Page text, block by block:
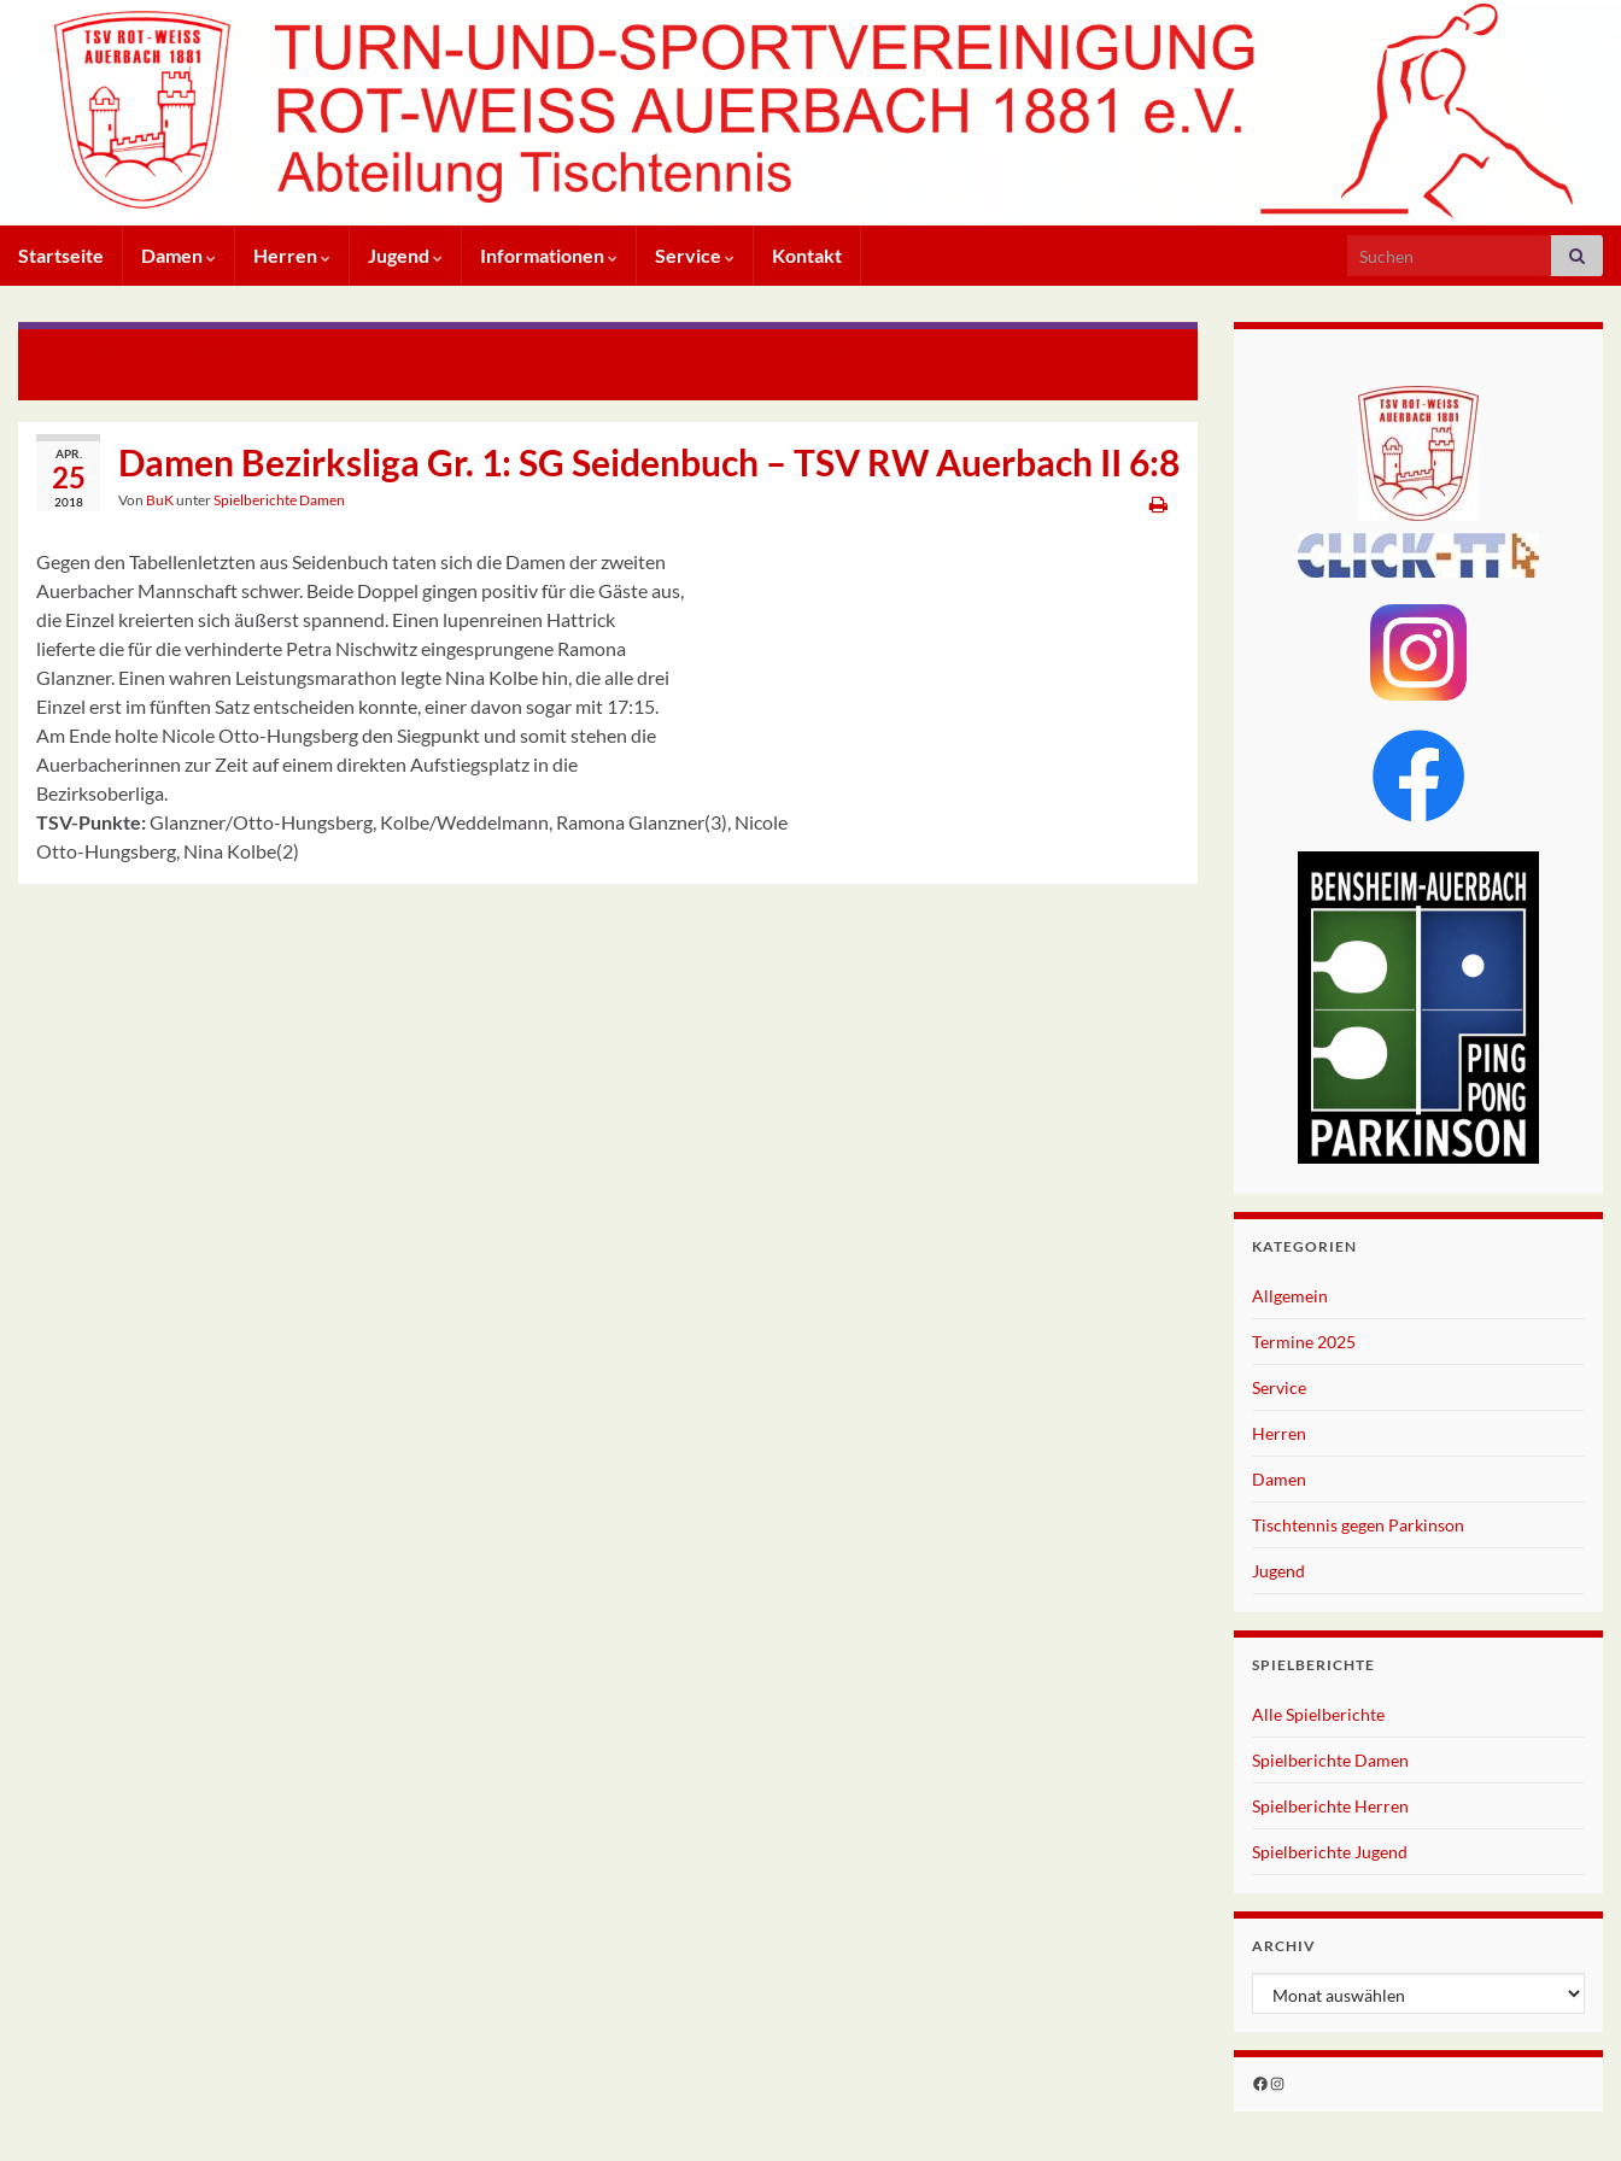
Startseite Damen Herren Jugend Informationen Service Kontakt Search for:
APR.
25
2018
Damen Bezirksliga Gr. 1: SG Seidenbuch – TSV RW Auerbach II 6:8
Von BuKunterSpielberichte Damen
Gegen den Tabellenletzten aus Seidenbuch taten sich die Damen der zweiten
Auerbacher Mannschaft schwer. Beide Doppel gingen positiv für die Gäste aus,
die Einzel kreierten sich äußerst spannend. Einen lupenreinen Hattrick
lieferte die für die verhinderte Petra Nischwitz eingesprungene Ramona
Glanzner. Einen wahren Leistungsmarathon legte Nina Kolbe hin, die alle drei
Einzel erst im fünften Satz entscheiden konnte, einer davon sogar mit 17:15.
Am Ende holte Nicole Otto-Hungsberg den Siegpunkt und somit stehen die
Auerbacherinnen zur Zeit auf einem direkten Aufstiegsplatz in die
Bezirksoberliga.
TSV-Punkte:Glanzner/Otto-Hungsberg, Kolbe/Weddelmann, Ramona Glanzner(3), Nicole
Otto-Hungsberg, Nina Kolbe(2)
KATEGORIEN
Allgemein
Termine 2025
Service
Herren
Damen
Tischtennis gegen Parkinson
Jugend
SPIELBERICHTE
Alle Spielberichte
Spielberichte Damen
Spielberichte Herren
Spielberichte Jugend
ARCHIV
Archiv
Facebook
Instagram